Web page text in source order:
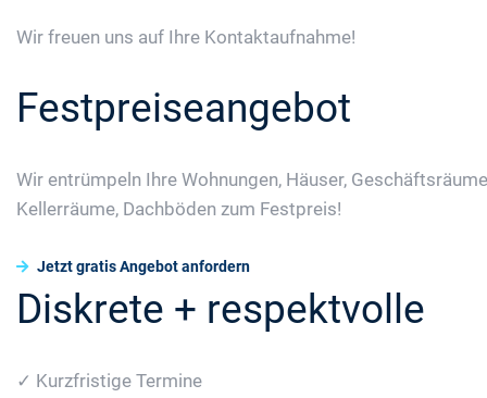
Wir freuen uns auf Ihre Kontaktaufnahme!
Festpreiseangebot
Wir entrümpeln Ihre Wohnungen, Häuser,
Kellerräume, Dachböden zum Festpreis!
Jetzt gratis Angebot anfordern
Diskrete + respektvolle
✓ Kurzfristige Termine